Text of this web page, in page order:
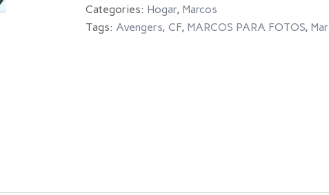
Categories: Hogar, Marcos
Tags: Avengers, CF, MARCOS PARA FOTOS,